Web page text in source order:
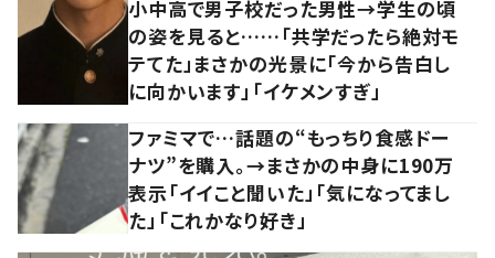
小中高で男子校だった男性→学生の頃
の姿を見ると……「共学だったら絶対モ
テてた」まさかの光景に「今から告白し
に向かいます」「イケメンすぎ」
ファミマで…話題の“もっちり食感ドー
ナツ”を購入。→まさかの中身に190万
表示「イイこと聞いた」「気になってまし
た」「これかなり好き」